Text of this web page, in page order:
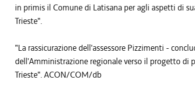
in primis il Comune di Latisana per agli aspetti di
Trieste".
"La rassicurazione dell'assessore Pizzimenti -
dell'Amministrazione regionale verso il progetto di
Trieste". ACON/COM/db